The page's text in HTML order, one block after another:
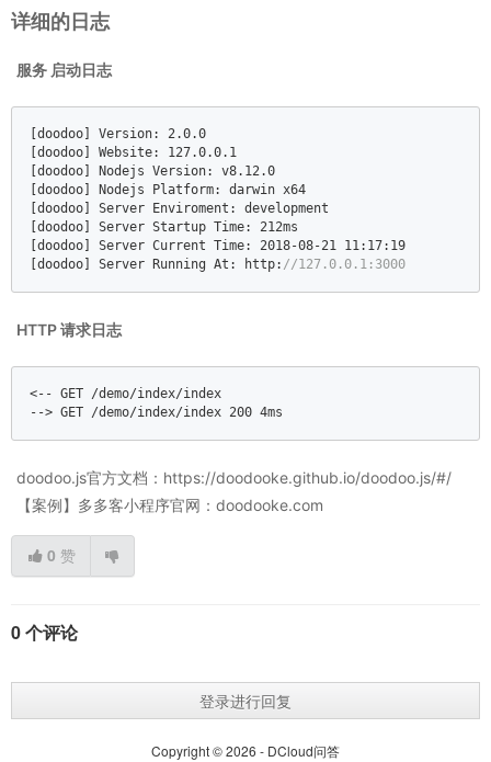
详细的日志
服务 启动日志
[doodoo] Version: 2.0.0
[doodoo] Website: 127.0.0.1
[doodoo] Nodejs Version: v8.12.0
[doodoo] Nodejs Platform: darwin x64
[doodoo] Server Enviroment: development
[doodoo] Server Startup Time: 212ms
[doodoo] Server Current Time: 2018-08-21 11: 17: 19
[doodoo] Server Running At: http: //127.0.0.1:3000
HTTP 请求日志
<-- GET /demo/index/index
--> GET /demo/index/index 200 4ms
doodoo.js官方文档：https://doodooke.github.io/doodoo.js/#/
【案例】多多客小程序官网：doodooke.com
0 赞
0 个评论
登录进行回复
Copyright © 2026 - DCloud问答